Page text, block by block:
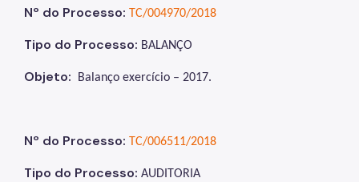
Nº do Processo: TC/004970/2018
Tipo do Processo: BALANÇO
Objeto: Balanço exercício – 2017.
Nº do Processo: TC/006511/2018
Tipo do Processo: AUDITORIA